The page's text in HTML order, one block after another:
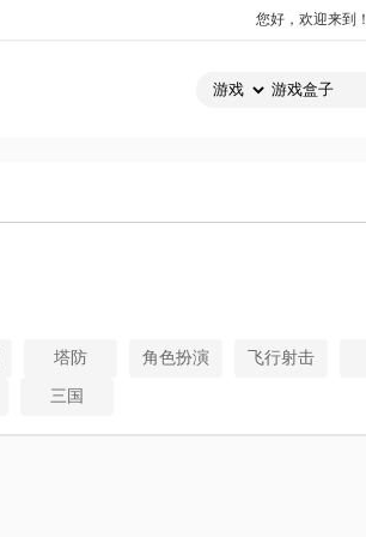
您好，欢迎来到！
塔防 角色扮演 飞行射击
三国